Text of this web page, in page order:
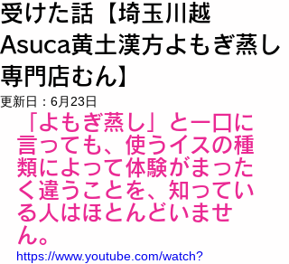
受けた話【埼玉川越
Asuca黄土漢方よもぎ蒸し
専門店むん】
更新日： 6月23日
「よもぎ蒸し」と一口に
言っても、使うイスの種
類によって体験がまった
く違うことを、知ってい
る人はほとんどいませ
ん。
https://www.youtube.com/watch?